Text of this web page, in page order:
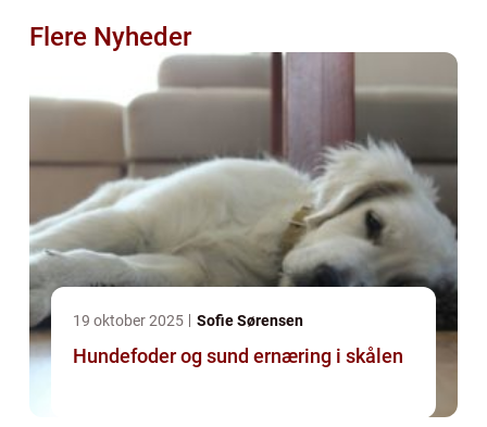
Flere Nyheder
19 oktober 2025 Sofie Sørensen
Hundefoder og sund ernæring i skålen